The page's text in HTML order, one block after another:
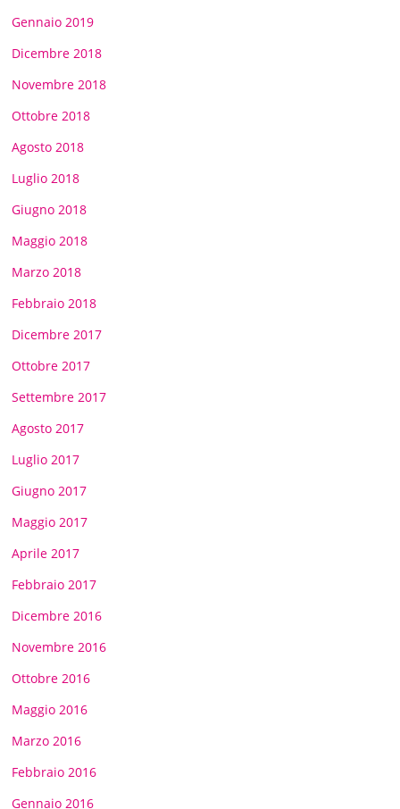
Gennaio 2019
Dicembre 2018
Novembre 2018
Ottobre 2018
Agosto 2018
Luglio 2018
Giugno 2018
Maggio 2018
Marzo 2018
Febbraio 2018
Dicembre 2017
Ottobre 2017
Settembre 2017
Agosto 2017
Luglio 2017
Giugno 2017
Maggio 2017
Aprile 2017
Febbraio 2017
Dicembre 2016
Novembre 2016
Ottobre 2016
Maggio 2016
Marzo 2016
Febbraio 2016
Gennaio 2016